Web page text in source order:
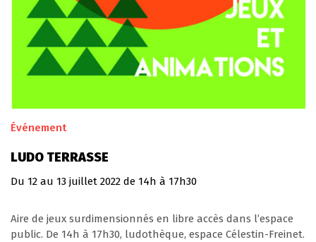
Événement
LUDO TERRASSE
Du 12 au 13 juillet 2022 de 14h à 17h30
Aire de jeux surdimensionnés en libre accès dans l’espace
public. De 14h à 17h30, ludothèque, espace Célestin-Freinet.